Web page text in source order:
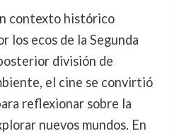
contexto histórico
los ecos de la Segunda
división de
el cine se convirtió
reflexionar sobre la
nuevos mundos. En